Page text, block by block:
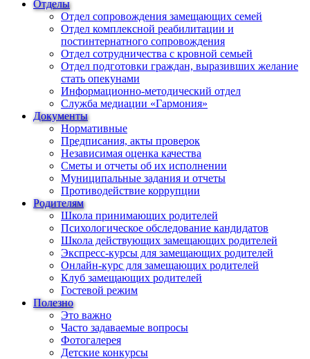
Отделы
Отдел сопровождения замещающих семей
Отдел комплексной реабилитации и
постинтернатного сопровождения
Отдел сотрудничества с кровной семьей
Отдел подготовки граждан, выразивших желание
стать опекунами
Информационно-методический отдел
Служба медиации «Гармония»
Документы
Нормативные
Предписания, акты проверок
Независимая оценка качества
Сметы и отчеты об их исполнении
Муниципальные задания и отчеты
Противодействие коррупции
Родителям
Школа принимающих родителей
Психологическое обследование кандидатов
Школа действующих замещающих родителей
Экспресс-курсы для замещающих родителей
Онлайн-курс для замещающих родителей
Клуб замещающих родителей
Гостевой режим
Полезно
Это важно
Часто задаваемые вопросы
Фотогалерея
Детские конкурсы